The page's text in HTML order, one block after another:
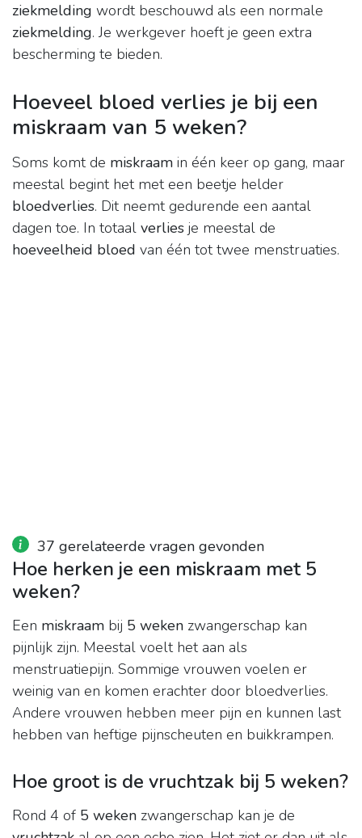
ziekmelding wordt beschouwd als een normale
ziekmelding. Je werkgever hoeft je geen extra
bescherming te bieden.
Hoeveel bloed verlies je bij een
miskraam van 5 weken?
Soms komt de miskraam in één keer op gang, maar
meestal begint het met een beetje helder
bloedverlies. Dit neemt gedurende een aantal
dagen toe. In totaal verlies je meestal de
hoeveelheid bloed van één tot twee menstruaties.
37 gerelateerde vragen gevonden
Hoe herken je een miskraam met 5
weken?
Een miskraam bij 5 weken zwangerschap kan
pijnlijk zijn. Meestal voelt het aan als
menstruatiepijn. Sommige vrouwen voelen er
weinig van en komen erachter door bloedverlies.
Andere vrouwen hebben meer pijn en kunnen last
hebben van heftige pijnscheuten en buikkrampen.
Hoe groot is de vruchtzak bij 5 weken?
Rond 4 of 5 weken zwangerschap kan je de